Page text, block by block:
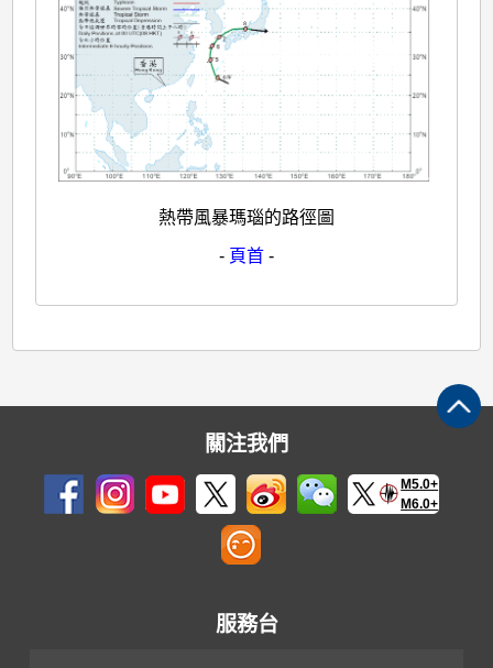
熱帶風暴瑪瑙的路徑圖
- 頁首 -
關注我們
M5.0+
M6.0+
服務台